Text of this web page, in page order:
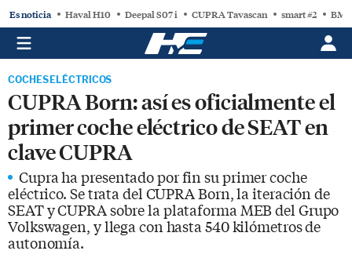
Es noticia Haval H10 Deepal S07 i CUPRA Tavascan smart #2
COCHES ELÉCTRICOS
CUPRA Born: así es oficialmente el
primer coche eléctrico de SEAT en
clave CUPRA
Cupra ha presentado por fin su primer coche
eléctrico. Se trata del CUPRA Born, la iteración de
SEAT y CUPRA sobre la plataforma MEB del Grupo
Volkswagen, y llega con hasta 540 kilómetros de
autonomía.